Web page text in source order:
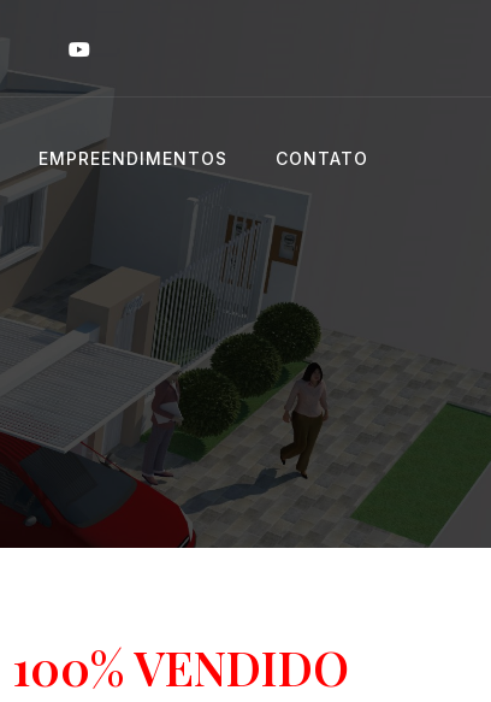
EMPREENDIMENTOS CONTATO
100% VENDIDO